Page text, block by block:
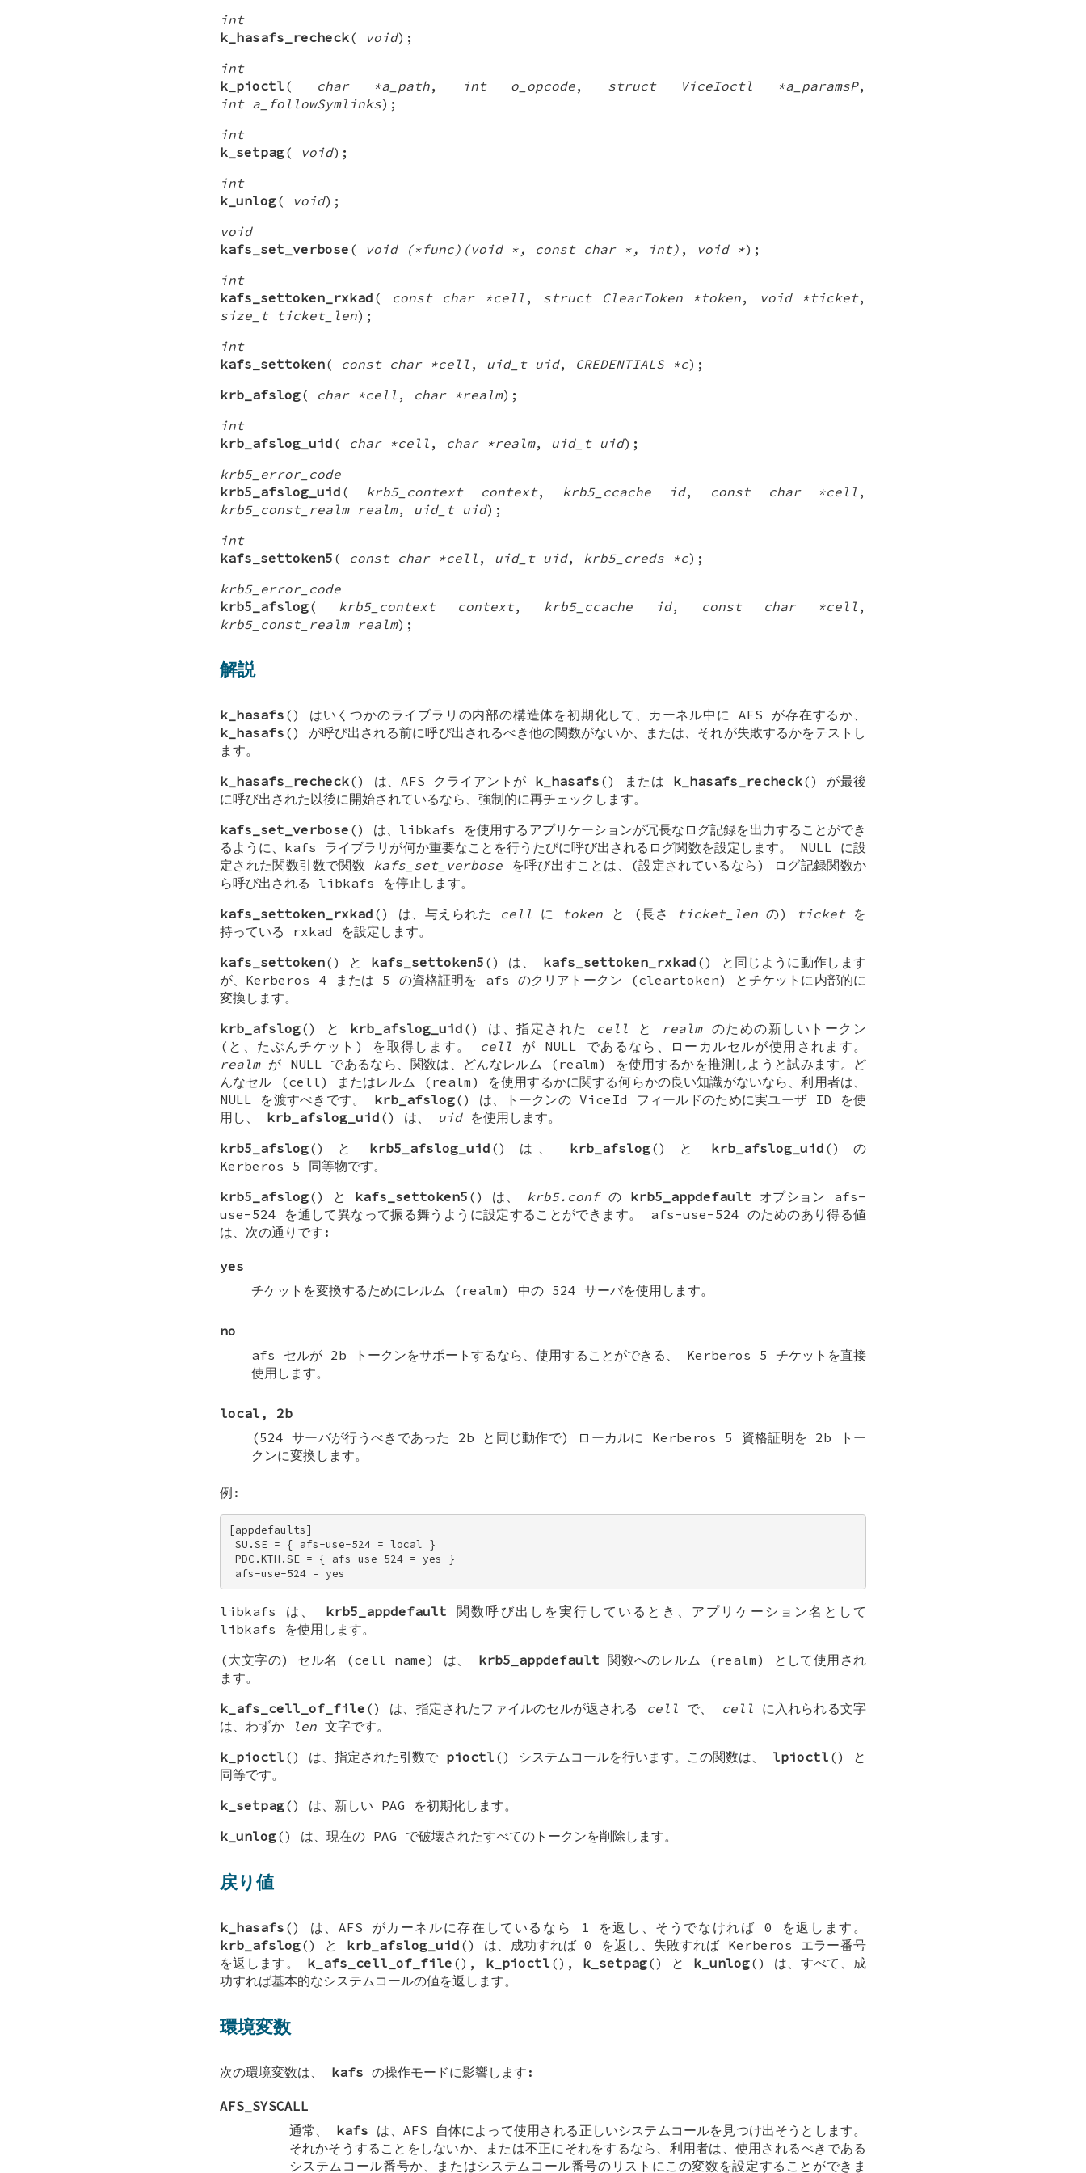
int
k_hasafs_recheck( void);
int
k_pioctl ( char *a_path, int o_opcode, struct ViceIoctl *a_paramsP,
int a_followSymlinks);
int
k_setpag( void);
int
k_unlog( void);
void
kafs_set_verbose ( void (*func)(void *, const char *, int) , void *);
int
kafs_settoken_rxkad ( const char *cell , struct ClearToken *token, void *ticket,
size_t ticket_len);
int
kafs_settoken( const char *cell , uid_t uid, CREDENTIALS *c);
krb_afslog( char *cell , char *realm);
int
krb_afslog_uid ( char *cell , char *realm, uid_t uid);
krb5_error_code
krb5_afslog_uid ( krb5_context context, krb5_ccache id, const char *cell ,
krb5_const_realm realm, uid_t uid);
int
kafs_settoken5 ( const char *cell , uid_t uid, krb5_creds *c);
krb5_error_code
krb5_afslog( krb5_context context, krb5_ccache id, const char *cell ,
krb5_const_realm realm);
解説
k_hasafs () はいくつかのライブラリの内部の構造体を初期化して、カーネル中に AFS が存在するか、
k_hasafs () が呼び出される前に呼び出されるべき他の関数がないか、または、それが失敗するかをテストし
ます。
k_hasafs_recheck() は、AFS クライアントが k_hasafs () または k_hasafs_recheck() が最後
に呼び出された以後に開始されているなら、強制的に再チェックします。
kafs_set_verbose () は、libkafs を使用するアプリケーションが冗長なログ記録を出力することができ
るように、kafs ライブラリが何か重要なことを行うたびに呼び出されるログ関数を設定します。 NULL に設
定された関数引数で関数 kafs_set_verbose を呼び出すことは、(設定されているなら) ログ記録関数か
ら呼び出される libkafs を停止します。
kafs_settoken_rxkad () は、与えられた cell に token と (長さ ticket_lenの) ticketを
持っている rxkad を設定します。
kafs_settoken() と kafs_settoken5 () は、 kafs_settoken_rxkad () と同じように動作します
が、Kerberos 4 または 5 の資格証明を afs のクリアトークン (cleartoken) とチケットに内部的に
変換します。
krb_afslog() と krb_afslog_uid () は、指定された cell と realmのための新しいトークン
(と、たぶんチケット) を取得します。 cell が NULL であるなら、ローカルセルが使用されます。
realmが NULL であるなら、関数は、どんなレルム (realm) を使用するかを推測しようと試みます。ど
んなセル (cell) またはレルム (realm) を使用するかに関する何らかの良い知識がないなら、利用者は、
NULL を渡すべきです。 krb_afslog() は、トークンのViceId
フィールドのために実ユーザ ID を使
用し、 krb_afslog_uid () は、 uidを使用します。
krb5_afslog() と krb5_afslog_uid () は、 krb_afslog() と krb_afslog_uid () の
Kerberos 5 同等物です。
krb5_afslog() と kafs_settoken5 () は、 krb5.confの krb5_appdefault オプション afs-
use-524 を通して異なって振る舞うように設定することができます。 afs-use-524 のためのあり得る値
は、次の通りです:
yes
チケットを変換するためにレルム (realm) 中の 524 サーバを使用します。
no
afs セルが 2b トークンをサポートするなら、使用することができる、 Kerberos 5 チケットを直接
使用します。
local, 2b
(524 サーバが行うべきであった 2b と同じ動作で) ローカルに Kerberos 5 資格証明を 2b トー
クンに変換します。
例:
[appdefaults]
SU.SE = { afs-use-524 = local }
PDC.KTH.SE = { afs-use-524 = yes }
afs-use-524 = yes
libkafs は、 krb5_appdefault 関数呼び出しを実行しているとき、アプリケーション名として
libkafs を使用します。
(大文字の) セル名 (cell name) は、 krb5_appdefault 関数へのレルム (realm) として使用され
ます。
k_afs_cell_of_file () は、指定されたファイルのセルが返される cell で、 cell に入れられる文字
は、わずか
len 文字です。
k_pioctl () は、指定された引数で pioctl () システムコールを行います。この関数は、 lpioctl () と
同等です。
k_setpag() は、新しい PAG を初期化します。
k_unlog() は、現在の PAG で破壊されたすべてのトークンを削除します。
戻り値
k_hasafs () は、AFS がカーネルに存在しているなら 1 を返し、そうでなければ 0 を返します。
krb_afslog() と krb_afslog_uid () は、成功すれば 0 を返し、失敗すれば Kerberos エラー番号
を返します。 k_afs_cell_of_file (), k_pioctl (), k_setpag() と k_unlog() は、すべて、成
功すれば基本的なシステムコールの値を返します。
環境変数
次の環境変数は、 kafs の操作モードに影響します:
AFS_SYSCALL
通常、 kafs は、AFS 自体によって使用される正しいシステムコールを見つけ出そうとします。
それかそうすることをしないか、または不正にそれをするなら、利用者は、使用されるべきである
システムコール番号か、またはシステムコール番号のリストにこの変数を設定することができま